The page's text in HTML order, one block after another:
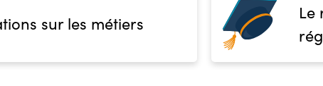
sur les métiers
Le